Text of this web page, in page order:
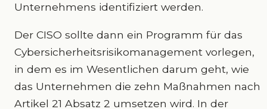
Unternehmens identifiziert werden.
Der CISO sollte dann ein Programm für das
Cybersicherheitsrisikomanagement vorlegen,
in dem es im Wesentlichen darum geht, wie
das Unternehmen die zehn Maßnahmen nach
Artikel 21 Absatz 2 umsetzen wird. In der